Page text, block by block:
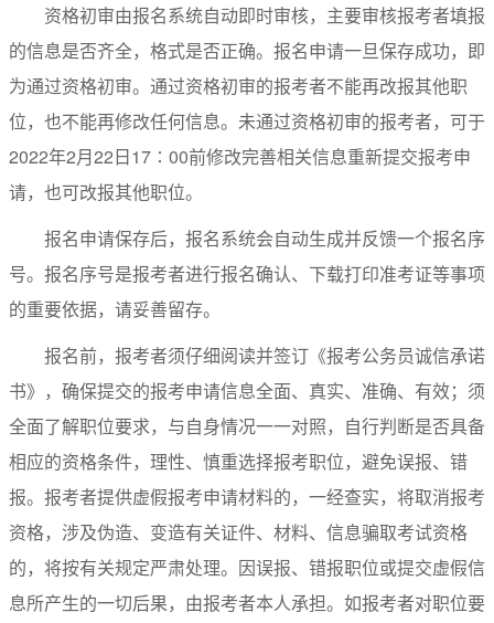
资格初审由报名系统自动即时审核，主要审核报考者填报
的信息是否齐全，格式是否正确。报名申请一旦保存成功，即
为通过资格初审。通过资格初审的报考者不能再改报其他职
位，也不能再修改任何信息。未通过资格初审的报考者，可于
2022年2月22日17∶00前修改完善相关信息重新提交报考申
请，也可改报其他职位。
报名申请保存后，报名系统会自动生成并反馈一个报名序
号。报名序号是报考者进行报名确认、下载打印准考证等事项
的重要依据，请妥善留存。
报名前，报考者须仔细阅读并签订《报考公务员诚信承诺
书》，确保提交的报考申请信息全面、真实、准确、有效；须
全面了解职位要求，与自身情况一一对照，自行判断是否具备
相应的资格条件，理性、慎重选择报考职位，避免误报、错
报。报考者提供虚假报考申请材料的，一经查实，将取消报考
资格，涉及伪造、变造有关证件、材料、信息骗取考试资格
的，将按有关规定严肃处理。因误报、错报职位或提交虚假信
息所产生的一切后果，由报考者本人承担。如报考者对职位要